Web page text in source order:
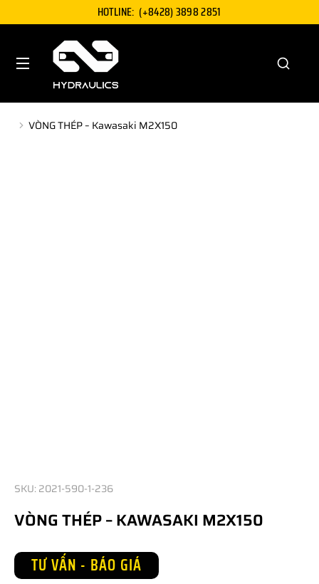
HOTLINE: (+8428) 3898 2851
You are here:
VÒNG THÉP – Kawasaki M2X150
SKU: 2021-590-1-236
VÒNG THÉP – KAWASAKI M2X150
TƯ VẤN - BÁO GIÁ